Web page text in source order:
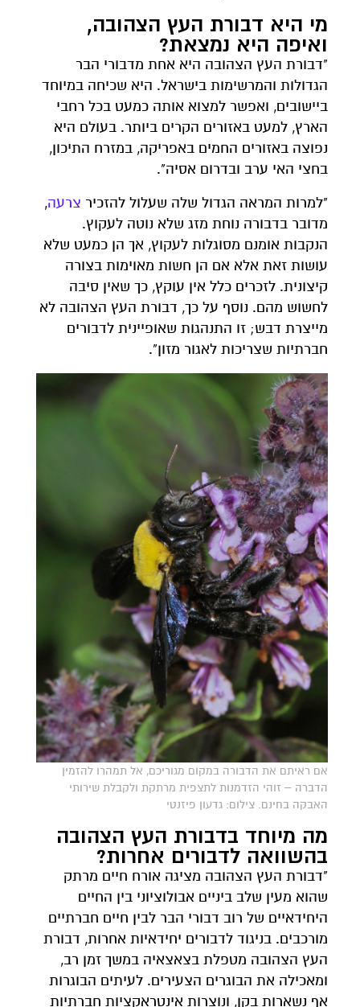
מי היא דבורת העץ הצהובה,
ואיפה היא נמצאת?
"דבורת העץ הצהובה היא אחת מדבורי הבר
הגדולות והמרשימות בישראל. היא שכיחה במיוחד
ביישובים, ואפשר למצוא אותה כמעט בכל רחבי
הארץ, למעט באזורים הקרים ביותר. בעולם היא
נפוצה באזורים החמים באפריקה, במזרח התיכון,
בחצי האי ערב ובדרום אסיה".
"למרות המראה הגדול שלה שעלול להזכיר צרעה,
מדובר בדבורה נוחת מזג שלא נוטה לעקוץ.
הנקבות אומנם מסוגלות לעקוץ, אך הן כמעט שלא
עושות זאת אלא אם הן חשות מאוימות בצורה
קיצונית. לזכרים כלל אין עוקץ, כך שאין סיבה
לחשוש מהם. נוסף על כך, דבורת העץ הצהובה לא
מייצרת דבש; זו התנהגות שאופיינית לדבורים
חברתיות שצריכות לאגור מזון".
אם ראיתם את הדבורה במקום מגוריכם, אל תמהרו להזמין
הדברה – זוהי הזדמנות לתצפית מרתקת ולקבלת שירותי
האבקה בחינם. צילום: גדעון פיזנטי
מה מיוחד בדבורת העץ הצהובה
בהשוואה לדבורים אחרות?
"דבורת העץ הצהובה מציגה אורח חיים מרתק
שהוא מעין שלב ביניים אבולוציוני בין החיים
היחידאיים של רוב דבורי הבר לבין חיים חברתיים
מורכבים. בניגוד לדבורים יחידאיות אחרות, דבורת
העץ הצהובה מטפלת בצאצאיה במשך זמן רב,
ומאכילה את הבוגרים הצעירים. לעיתים הבוגרות
אף נשארות בקן, ונוצרות אינטראקציות חברתיות